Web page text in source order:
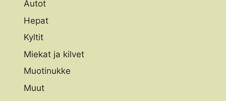
Autot
Hepat
Kyltit
Miekat ja kilvet
Muotinukke
Muut